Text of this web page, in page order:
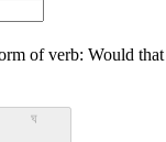
of verb: Would
ঘ